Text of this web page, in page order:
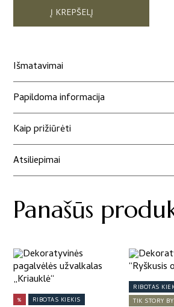
Į KREPŠELĮ
Išmatavimai
Papildoma informacija
Kaip prižiūrėti
Atsiliepimai
Panašūs
%
RIBOTAS KIEKIS
RIBOTAS
TIK STORY